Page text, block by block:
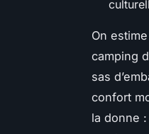
On
camping
sas
confort
la donne